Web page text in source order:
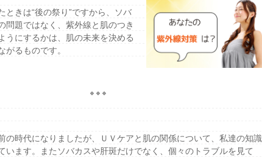
ときは“後の祭り”ですから、ソバ
問題ではなく、紫外線と肌のつき
うにするかは、肌の未来を決める
がるものです。
の時代になりましたが、ＵＶケアと肌の関係について、私達の知識
います。またソバカスや肝斑だけでなく、個々のトラブルを見て